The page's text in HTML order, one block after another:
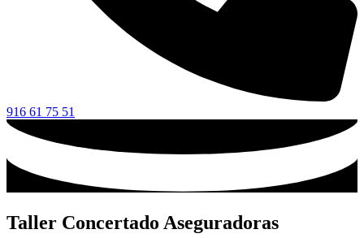
916 61 75 51
Taller Concertado Aseguradoras